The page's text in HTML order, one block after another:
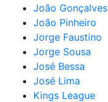
João Gonçalves
João Pinheiro
Jorge Faustino
Jorge Sousa
José Bessa
José Lima
Kings League